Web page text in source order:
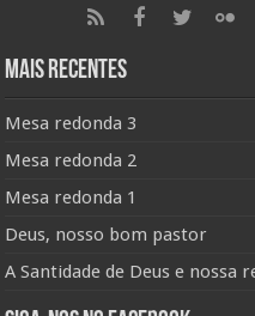
Mais Recentes
Mesa redonda 3
Mesa redonda 2
Mesa redonda 1
Deus, nosso bom pastor
A Santidade de Deus e nossa